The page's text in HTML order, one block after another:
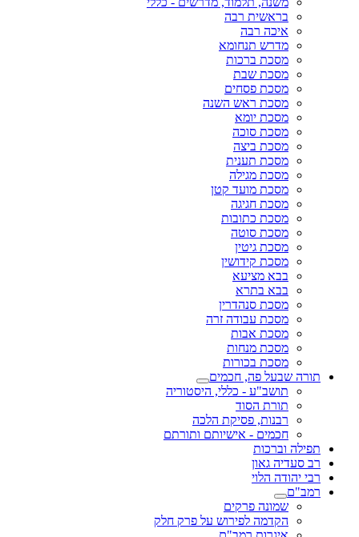
בראשית רבה
איכה רבה
מדרש תנחומא
מסכת ברכות
מסכת שבת
מסכת פסחים
מסכת ראש השנה
מסכת יומא
מסכת סוכה
מסכת ביצה
מסכת תענית
מסכת מגילה
מסכת מועד קטן
מסכת חגיגה
מסכת כתובות
מסכת סוטה
מסכת גיטין
מסכת קידושין
בבא מציעא
בבא בתרא
מסכת סנהדרין
מסכת עבודה זרה
מסכת אבות
מסכת מנחות
מסכת בכורות
תורה שבעל פה, חכמים
תושב"ע - כללי, היסטוריה
תורת הסוד
רבנות, פסיקת הלכה
חכמים - אישיותם ותורתם
תפילה וברכות
רב סעדיה גאון
רבי יהודה הלוי
רמב"ם
שמונה פרקים
הקדמה לפירוש על פרק חלק